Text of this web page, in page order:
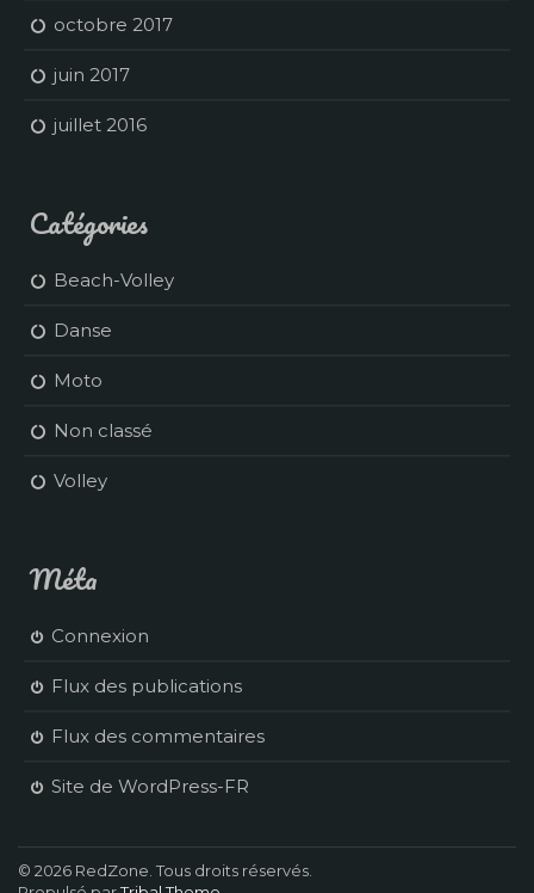
octobre 2017
juin 2017
juillet 2016
Catégories
Beach-Volley
Danse
Moto
Non classé
Volley
Méta
Connexion
Flux des publications
Flux des commentaires
Site de WordPress-FR
© 2026 RedZone. Tous droits réservés.